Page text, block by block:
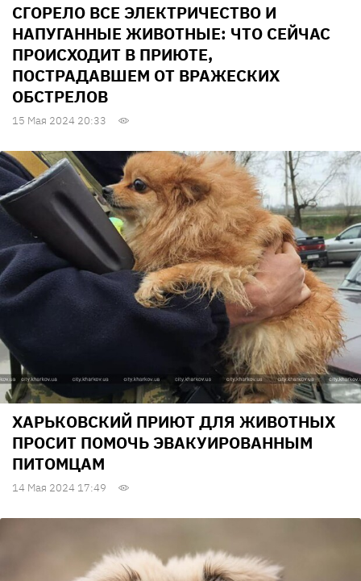
СГОРЕЛО ВСЕ ЭЛЕКТРИЧЕСТВО И
НАПУГАННЫЕ ЖИВОТНЫЕ: ЧТО СЕЙЧАС
ПРОИСХОДИТ В ПРИЮТЕ,
ПОСТРАДАВШЕМ ОТ ВРАЖЕСКИХ
ОБСТРЕЛОВ
15 Мая 2024 20:33
ХАРЬКОВСКИЙ ПРИЮТ ДЛЯ ЖИВОТНЫХ
ПРОСИТ ПОМОЧЬ ЭВАКУИРОВАННЫМ
ПИТОМЦАМ
14 Мая 2024 17:49